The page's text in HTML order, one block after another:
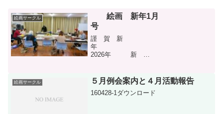
絵画サークル
絵画 新年1月
号
謹 賀 新
年
2026年 新
す
絵画サークル 会
員一同新年明けましておめでとうござい
絵画サークル ５月例会案内と４月活動報告
160428-1ダウンロード